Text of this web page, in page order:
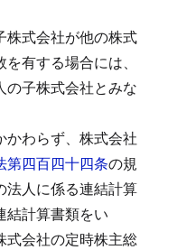
株式会社が他の株式
有する場合には、
の子株式会社とみな
かわらず、株式会社
第四百四十四条の規
法人に係る連結計算
結計算書類をい
式会社の定時株主総